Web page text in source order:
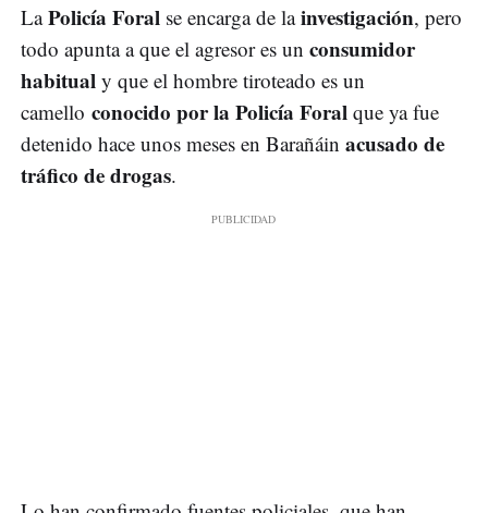
LaPolicía Foral se encarga de lainvestigación, pero
todo apunta a que el agresor es un consumidor
habitual y que el hombre tiroteado es un
camello conocido por la Policía Foral que ya fue
detenido hace unos meses en Barañáin acusado de
tráfico de drogas.